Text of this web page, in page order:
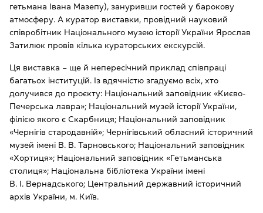
гетьмана Івана Мазепу), зануривши гостей у барокову
атмосферу. А куратор виставки, провідний науковий
співробітник Національного музею історії України Ярослав
Затилюк провів кілька кураторських екскурсій.
Ця виставка – ще й непересічний приклад співпраці
багатьох інституцій. Із вдячністю згадуємо всіх, хто
долучився до проєкту: Національний заповідник «Києво-
Печерська лавра»; Національний музей історії України,
філією якого є Скарбниця; Національний заповідник
«Чернігів стародавній»; Чернігівський обласний історичний
музей імені В. В. Тарновського; Національний заповідник
«Хортиця»; Національний заповідник «Гетьманська
столиця»; Національна бібліотека України імені
В. І. Вернадського; Центральний державний історичний
архів України, м. Київ.